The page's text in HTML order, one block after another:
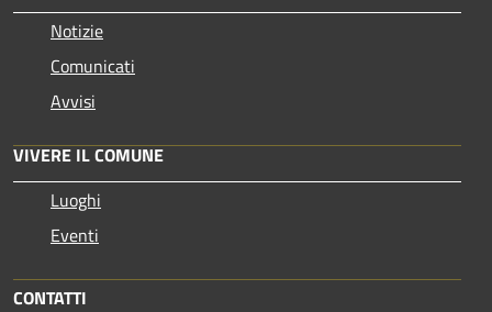
Notizie
Comunicati
Avvisi
VIVERE IL COMUNE
Luoghi
Eventi
CONTATTI